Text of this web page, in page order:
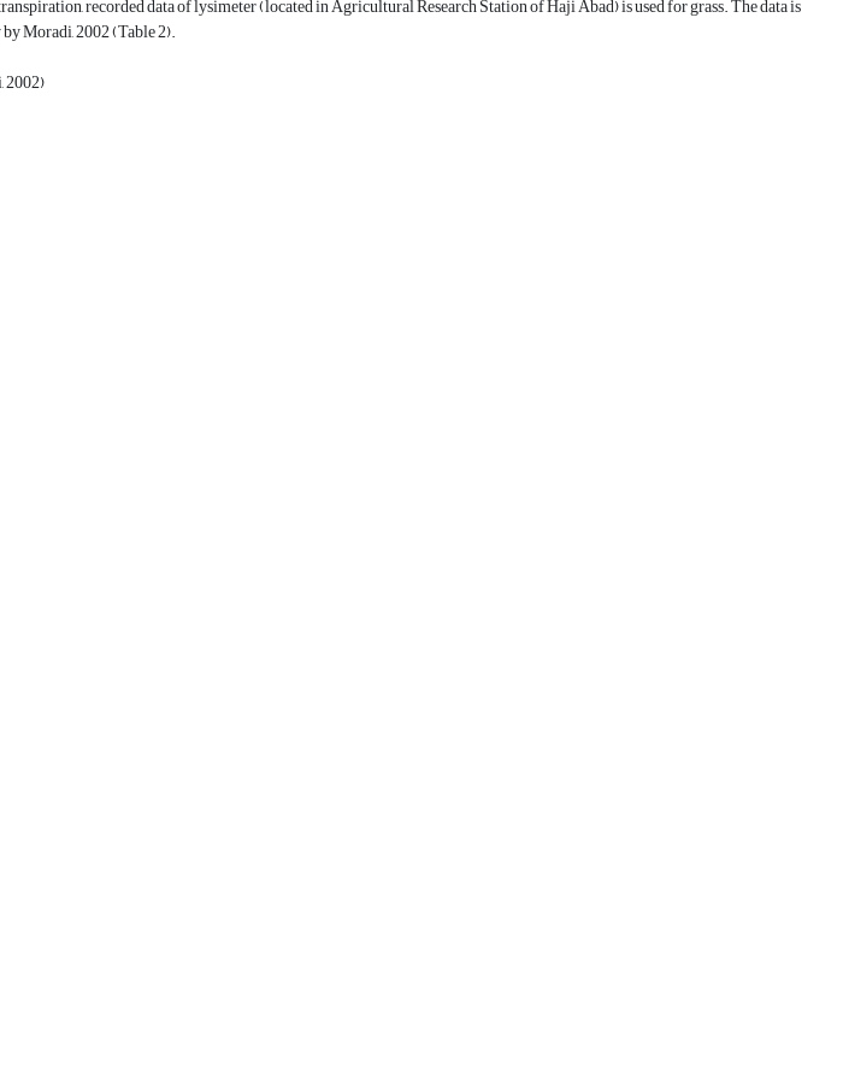
recorded data of lysimeter (located in Agricultural Research Station of Haji Abad) is used for grass. The data is
Moradi, 2002 (Table 2).
2002)